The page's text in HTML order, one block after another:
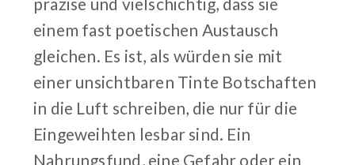
einem fast poetischen Austausch
gleichen. Es ist, als würden sie mit
einer unsichtbaren Tinte Botschaften
in die Luft schreiben, die nur für die
Eingeweihten lesbar sind. Ein
Nahrungsfund, eine Gefahr oder ein